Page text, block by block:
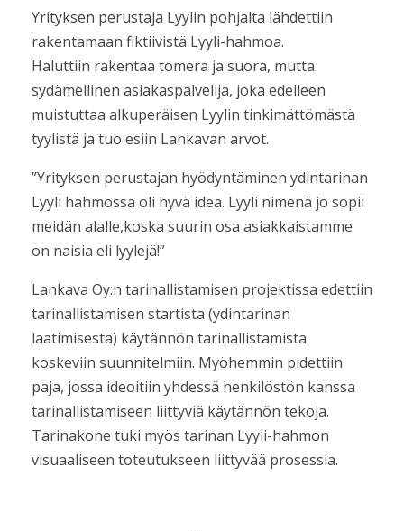
Yrityksen perustaja Lyylin pohjalta lähdettiin
rakentamaan fiktiivistä Lyyli-hahmoa.
Haluttiin rakentaa tomera ja suora, mutta
sydämellinen asiakaspalvelija, joka edelleen
muistuttaa alkuperäisen Lyylin tinkimättömästä
tyylistä ja tuo esiin Lankavan arvot.
”Yrityksen perustajan hyödyntäminen ydintarinan
Lyyli hahmossa oli hyvä idea. Lyyli nimenä jo sopii
meidän alalle,koska suurin osa asiakkaistamme
on naisia eli lyylejä!”
Lankava Oy:n tarinallistamisen projektissa edettiin
tarinallistamisen startista (ydintarinan
laatimisesta) käytännön tarinallistamista
koskeviin suunnitelmiin. Myöhemmin pidettiin
paja, jossa ideoitiin yhdessä henkilöstön kanssa
tarinallistamiseen liittyviä käytännön tekoja.
Tarinakone tuki myös tarinan Lyyli-hahmon
visuaaliseen toteutukseen liittyvää prosessia.